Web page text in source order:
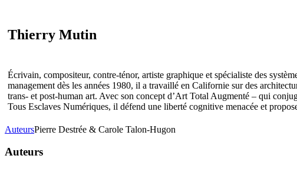
Thierry Mutin
Écrivain, compositeur, contre-ténor, artiste graphique et spécialiste des
management dès les années 1980, il a travaillé en Californie sur des
trans- et post-human art. Avec son concept d’Art Total Augmenté – qui
Tous Esclaves Numériques, il défend une liberté cognitive menacée et
AuteursPierre Destrée & Carole Talon-Hugon
Auteurs